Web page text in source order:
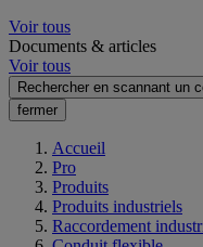
Voir tous
Documents & articles
Voir tous
Rechercher en scannant un
fermer
Accueil
Pro
Produits
Produits industriels
Raccordement